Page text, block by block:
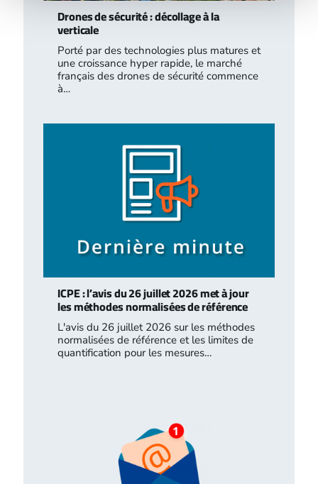
Drones de sécurité : décollage à la
verticale
Porté par des technologies plus matures et
une croissance hyper rapide, le marché
français des drones de sécurité commence
à…
ICPE : l’avis du 26 juillet 2026 met à jour
les méthodes normalisées de référence
L'avis du 26 juillet 2026 sur les méthodes
normalisées de référence et les limites de
quantification pour les mesures…